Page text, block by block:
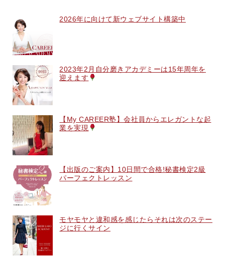
2026年に向けて新ウェブサイト構築中
2023年2月自分磨きアカデミーは15年周年を
迎えます
【My CAREER塾】会社員からエレガントな起
業を実現
【出版のご案内】10日間で合格!秘書検定2級
パーフェクトレッスン
モヤモヤと違和感を感じたらそれは次のステー
ジに行くサイン